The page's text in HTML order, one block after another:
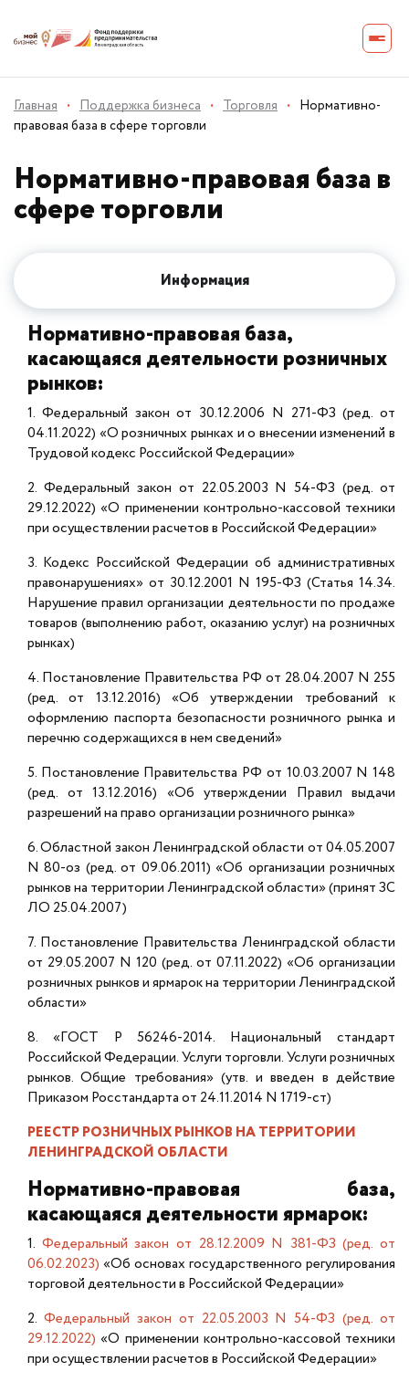
Главная · Поддержка бизнеса · Торговля · Нормативно-
правовая база в сфере торговли
Нормативно-правовая база в
сфере торговли
Информация
Нормативно-правовая база,
касающаяся деятельности розничных
рынков:
1. Федеральный закон от 30.12.2006 N 271-ФЗ (ред. от
04.11.2022) «О розничных рынках и о внесении изменений в
Трудовой кодекс Российской Федерации»
2. Федеральный закон от 22.05.2003 N 54-ФЗ (ред. от
29.12.2022) «О применении контрольно-кассовой техники
при осуществлении расчетов в Российской Федерации»
3. Кодекс Российской Федерации об административных
правонарушениях» от 30.12.2001 N 195-ФЗ (Статья 14.34.
Нарушение правил организации деятельности по продаже
товаров (выполнению работ, оказанию услуг) на розничных
рынках)
4. Постановление Правительства РФ от 28.04.2007 N 255
(ред. от 13.12.2016) «Об утверждении требований к
оформлению паспорта безопасности розничного рынка и
перечню содержащихся в нем сведений»
5. Постановление Правительства РФ от 10.03.2007 N 148
(ред. от 13.12.2016) «Об утверждении Правил выдачи
разрешений на право организации розничного рынка»
6. Областной закон Ленинградской области от 04.05.2007
N 80-оз (ред. от 09.06.2011) «Об организации розничных
рынков на территории Ленинградской области» (принят ЗС
ЛО 25.04.2007)
7. Постановление Правительства Ленинградской области
от 29.05.2007 N 120 (ред. от 07.11.2022) «Об организации
розничных рынков и ярмарок на территории Ленинградской
области»
8. «ГОСТ Р 56246-2014. Национальный стандарт
Российской Федерации. Услуги торговли. Услуги розничных
рынков. Общие требования» (утв. и введен в действие
Приказом Росстандарта от 24.11.2014 N 1719-ст)
РЕЕСТР РОЗНИЧНЫХ РЫНКОВ НА ТЕРРИТОРИИ
ЛЕНИНГРАДСКОЙ ОБЛАСТИ
Нормативно-правовая база,
касающаяся деятельности ярмарок:
1. Федеральный закон от 28.12.2009 N 381-ФЗ (ред. от
06.02.2023) «Об основах государственного регулирования
торговой деятельности в Российской Федерации»
2. Федеральный закон от 22.05.2003 N 54-ФЗ (ред. от
29.12.2022) «О применении контрольно-кассовой техники
при осуществлении расчетов в Российской Федерации»